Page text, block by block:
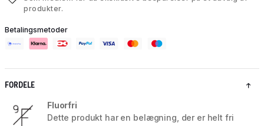
produkter.
Betalingsmetoder
FORDELE
Fluorfri
Dette produkt har en belægning, der er helt fri